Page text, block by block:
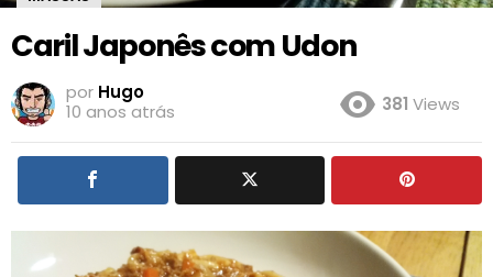
Caril Japonês com Udon
por Hugo
10 anos atrás
381 Views